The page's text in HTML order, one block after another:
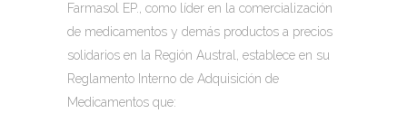
Farmasol EP., como líder en la comercialización
de medicamentos y demás productos a precios
solidarios en la Región Austral, establece en su
Reglamento Interno de Adquisición de
Medicamentos que: